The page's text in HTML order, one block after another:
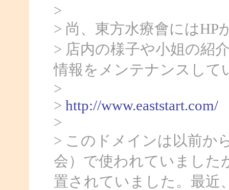
>
> 尚、東方水療會にはHP
> 店内の様子や小姐の紹
情報をメンテナンスして
>
> http://www.eaststart.com/
>
> このドメインは以前か
会）で使われていました
置されていました。最近